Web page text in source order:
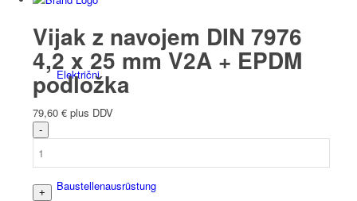
Električni
Bau­stellen­aus­rüstung
Vijak z navojem DIN 7976
4,2 x 25 mm V2A + EPDM
podložka
79,60 € plus DDV